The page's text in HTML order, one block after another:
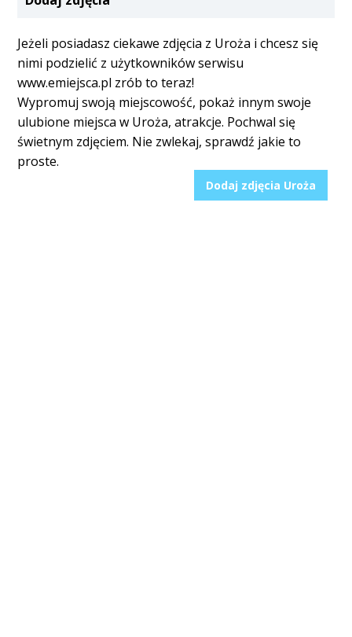
Jeżeli posiadasz ciekawe zdjęcia z Uroża i chcesz się
nimi podzielić z użytkowników serwisu
www.emiejsca.pl zrób to teraz!
Wypromuj swoją miejscowość, pokaż innym swoje
ulubione miejsca w Uroża, atrakcje. Pochwal się
świetnym zdjęciem. Nie zwlekaj, sprawdź jakie to
proste.
Dodaj zdjęcia Uroża